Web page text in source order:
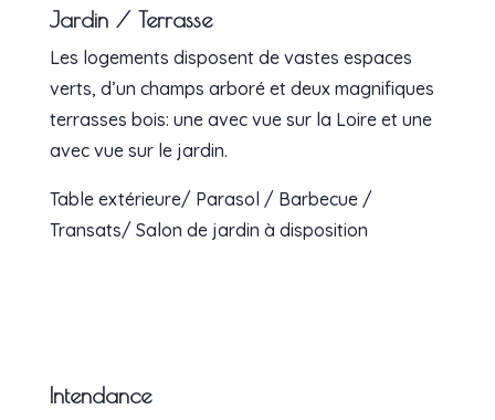
Jardin / Terrasse
Les logements disposent de vastes espaces
verts, d’un champs arboré et deux magnifiques
terrasses bois: une avec vue sur la Loire et une
avec vue sur le jardin.
Table extérieure/ Parasol / Barbecue /
Transats/ Salon de jardin à disposition
Intendance